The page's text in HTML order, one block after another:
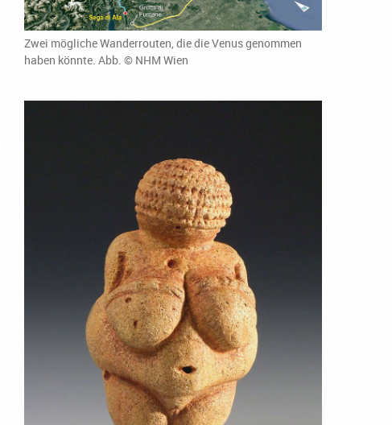
Zwei mögliche Wanderrouten, die die Venus genommen
haben könnte. Abb. © NHM Wien